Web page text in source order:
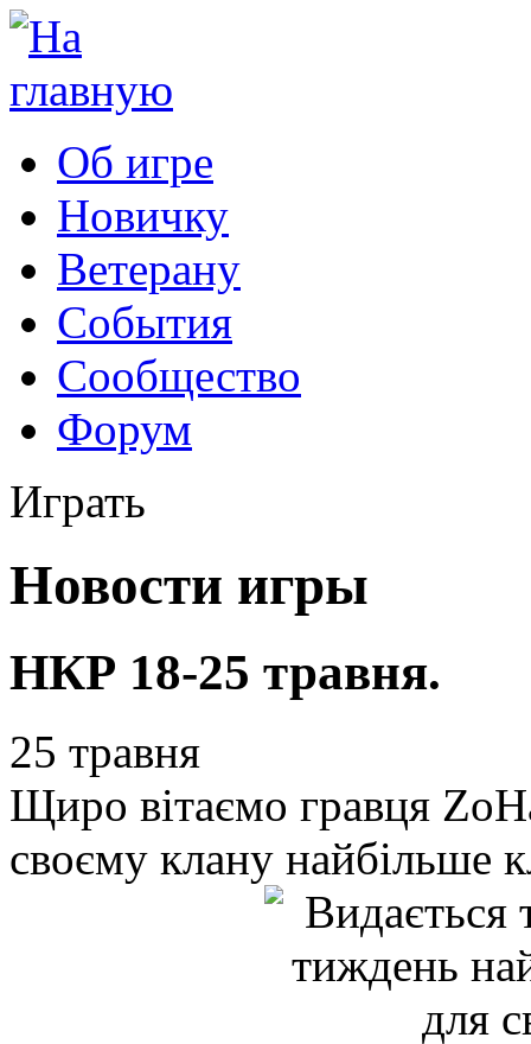
Об игре
Новичку
Ветерану
События
Сообщество
Форум
Играть
Новости игры
НКР 18-25 травня.
25 травня
Щиро вітаємо гравця
своєму клану найбільше